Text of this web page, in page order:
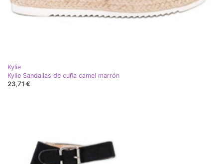
Kylie
Kylie Sandalias de cuña camel marrón
23,71 €